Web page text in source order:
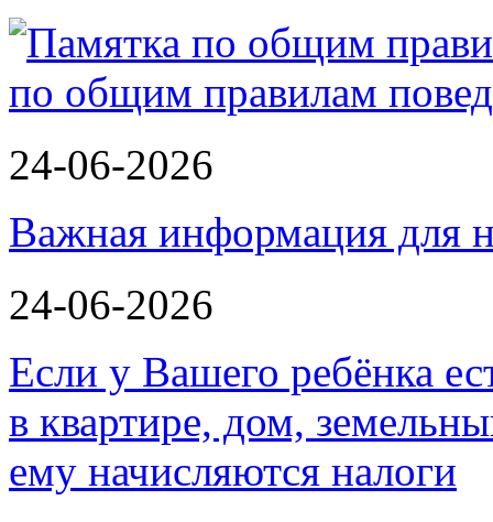
по общим правилам
24-06-2026
Важная информация для
24-06-2026
Если у Вашего ребёнка
в квартире, дом,
ему начисляются налоги